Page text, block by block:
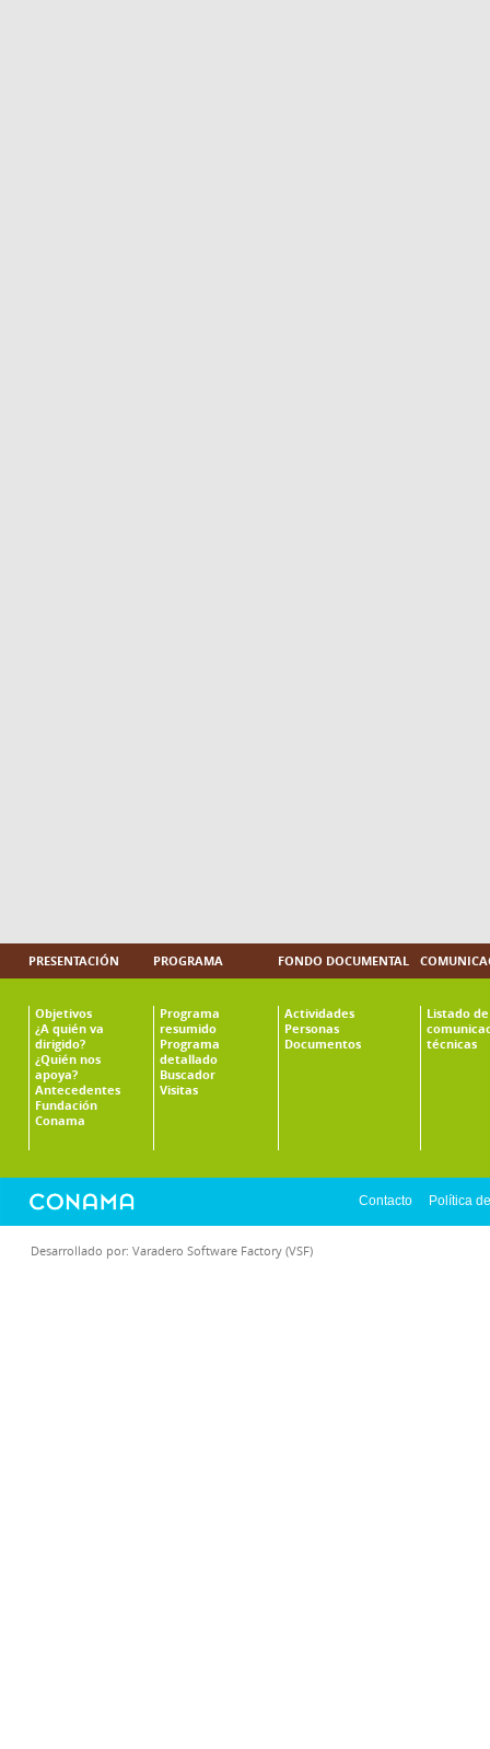
PRESENTACIÓN
Objetivos
¿A quién va
dirigido?
¿Quién nos
apoya?
Antecedentes
Fundación
Conama
PROGRAMA
Programa
resumido
Programa
detallado
Buscador
Visitas
FONDO DOCUMENTAL
Actividades
Personas
Documentos
Listado de
técnicas
Contacto Política
Desarrollado por: Varadero Software Factory (VSF)